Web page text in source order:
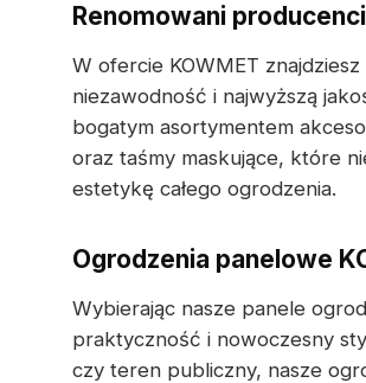
Renomowani
W ofercie KOWMET
niezawodność i najwyższą
bogatym asortymentem
oraz taśmy maskujące, które
estetykę całego ogrodzenia.
Ogrodzenia panelowe
Wybierając nasze panele
praktyczność i nowoczesny
czy teren publiczny, nasze